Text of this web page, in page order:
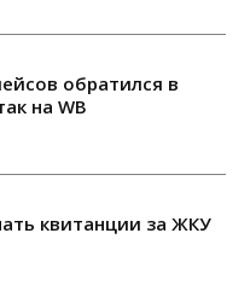
обратился в
на WB
квитанции за ЖКУ